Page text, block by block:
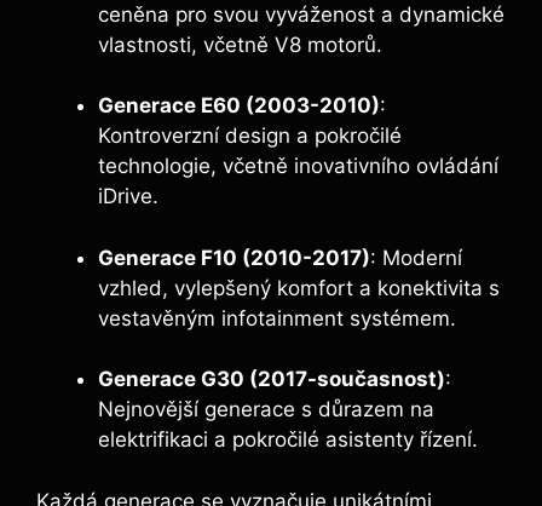
ceněna pro ‍svou vyváženost a dynamické
vlastnosti,‍ včetně V8 motorů.
Generace E60 (2003-2010):
Kontroverzní design a pokročilé
technologie, včetně inovativního ovládání
iDrive.
Generace F10 (2010-2017): Moderní
vzhled, vylepšený⁣ komfort a konektivita s
vestavěným infotainment systémem.
Generace G30 (2017-současnost):
Nejnovější generace s důrazem na
elektrifikaci a pokročilé asistenty řízení.
Každá⁣ generace se vyznačuje unikátními